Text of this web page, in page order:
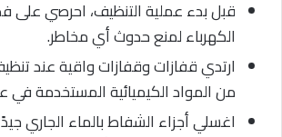
قبل بدء عملية التنظيف، احرصي
الكهرباء لمنع حدوث أي مخاطر.
ارتدي قفازات وقفازات واقية عند
من المواد الكيميائية المستخدمة في
اغسلي أجزاء الشفاط بالماء الجاري